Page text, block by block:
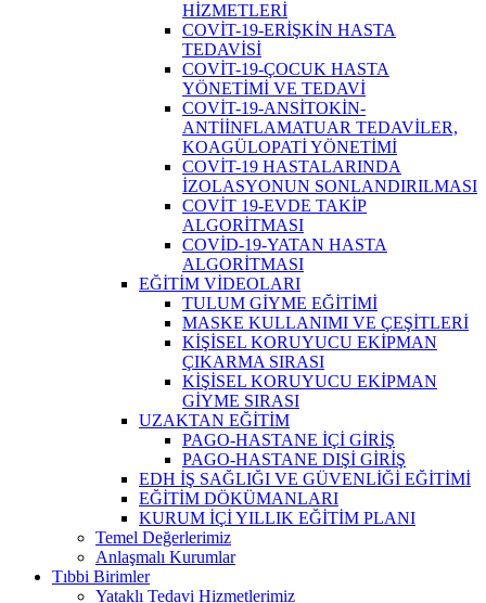
HİZMETLERİ
COVİT-19-ERİŞKİN HASTA
TEDAVİSİ
COVİT-19-ÇOCUK HASTA
YÖNETİMİ VE TEDAVİ
COVİT-19-ANSİTOKİN-
ANTİİNFLAMATUAR TEDAVİLER,
KOAGÜLOPATİ YÖNETİMİ
COVİT-19 HASTALARINDA
İZOLASYONUN SONLANDIRILMASI
COVİT 19-EVDE TAKİP
ALGORİTMASI
COVİD-19-YATAN HASTA
ALGORİTMASI
EĞİTİM VİDEOLARI
TULUM GİYME EĞİTİMİ
MASKE KULLANIMI VE ÇEŞİTLERİ
KİŞİSEL KORUYUCU EKİPMAN
ÇIKARMA SIRASI
KİŞİSEL KORUYUCU EKİPMAN
GİYME SIRASI
UZAKTAN EĞİTİM
PAGO-HASTANE İÇİ GİRİŞ
PAGO-HASTANE DIŞİ GİRİŞ
EDH İŞ SAĞLIĞI VE GÜVENLİĞİ EĞİTİMİ
EĞİTİM DÖKÜMANLARI
KURUM İÇİ YILLIK EĞİTİM PLANI
Temel Değerlerimiz
Anlaşmalı Kurumlar
Tıbbi Birimler
Yataklı Tedavi Hizmetlerimiz